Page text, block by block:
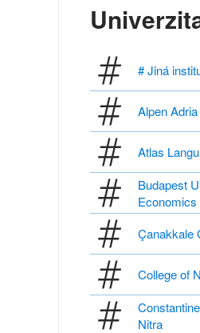
# Jiná
Alpen
Atlas
Budapest
Economics
Çanakkale
College of
Nitra